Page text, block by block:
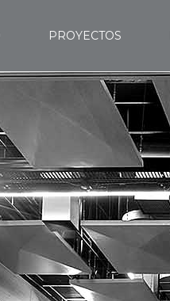
PROYECTOS